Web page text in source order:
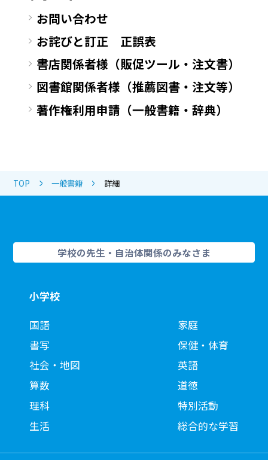
お問い合わせ
お詫びと訂正 正誤表
書店関係者様（販促ツール・注文書）
図書館関係者様（推薦図書・注文等）
著作権利用申請（一般書籍・辞典）
TOP 一般書籍 詳細
学校の先生・自治体関係のみなさま
小学校
国語
書写
社会・地図
算数
理科
生活
家庭
保健・体育
英語
道徳
特別活動
総合的な学習